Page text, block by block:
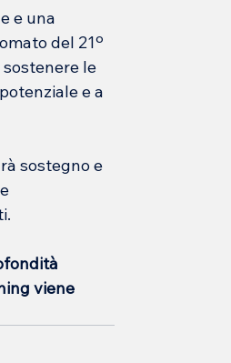
e una
del 21º
le
e a
sostegno e
viene